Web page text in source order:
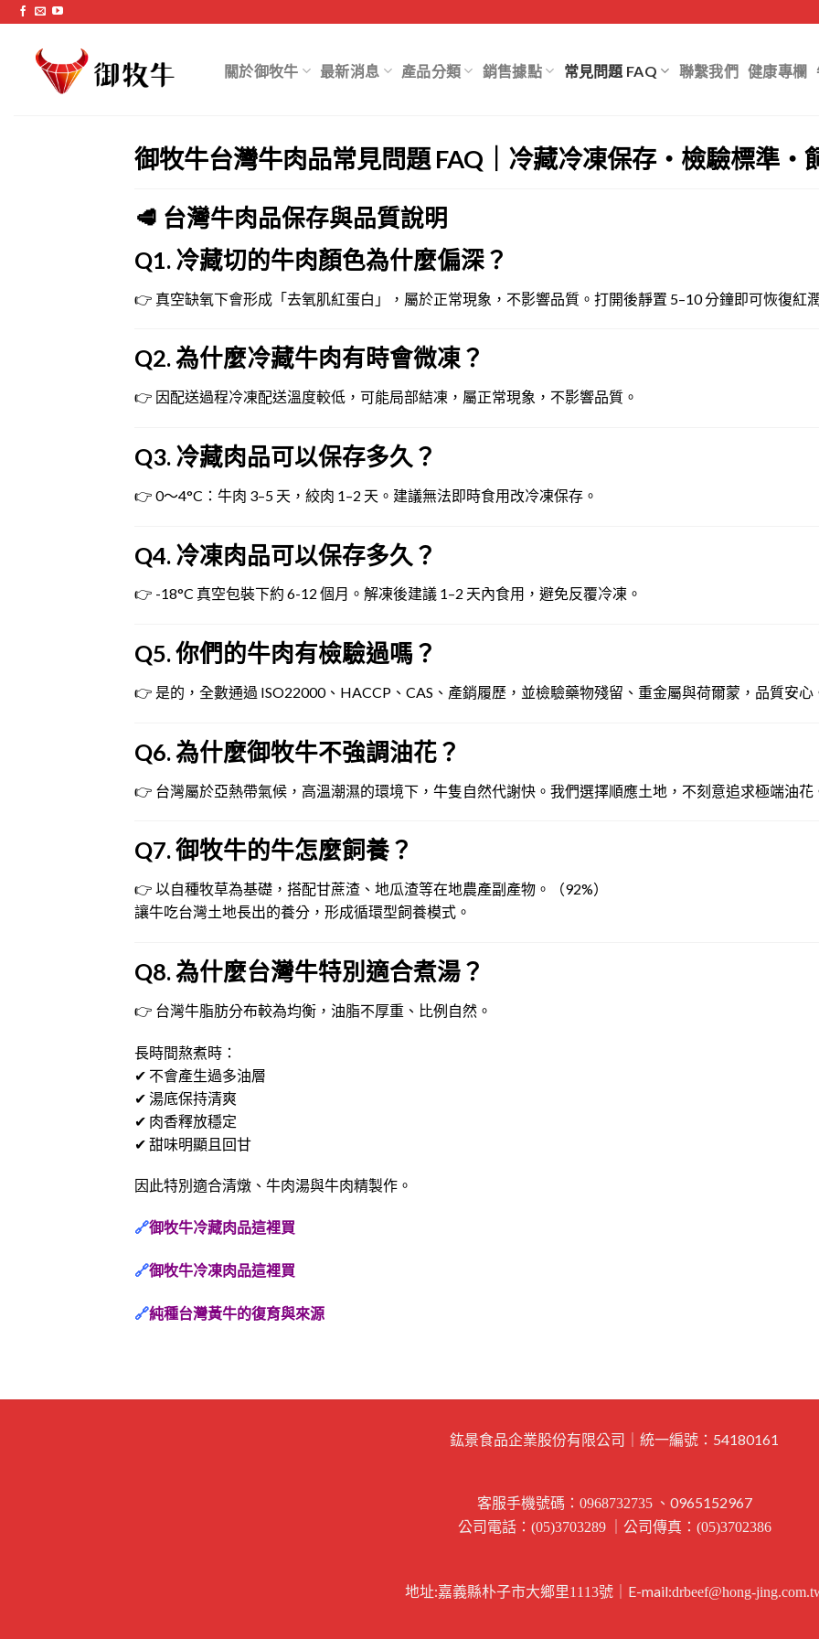
關於御牧牛 最新消息 產品分類 銷售據點 常見問題 FAQ 聯繫我們 健康專欄
御牧牛台灣牛肉品常見問題 FAQ｜冷藏冷凍保存・檢驗標準・
🥩 台灣牛肉品保存與品質說明
Q1. 冷藏切的牛肉顏色為什麼偏深？
👉 真空缺氧下會形成「去氧肌紅蛋白」，屬於正常現象，不影響品質。打開後靜置 5–10 分鐘即可恢復紅
Q2. 為什麼冷藏牛肉有時會微凍？
👉 因配送過程冷凍配送溫度較低，可能局部結凍，屬正常現象，不影響品質。
Q3. 冷藏肉品可以保存多久？
👉 0～4°C：牛肉 3–5 天，絞肉 1–2 天。建議無法即時食用改冷凍保存。
Q4. 冷凍肉品可以保存多久？
👉 -18°C 真空包裝下約 6-12 個月。解凍後建議 1–2 天內食用，避免反覆冷凍。
Q5. 你們的牛肉有檢驗過嗎？
👉 是的，全數通過 ISO22000、HACCP、CAS、產銷履歷，並檢驗藥物殘留、重金屬與荷爾蒙，品質安心
Q6. 為什麼御牧牛不強調油花？
👉 台灣屬於亞熱帶氣候，高溫潮濕的環境下，牛隻自然代謝快。我們選擇順應土地，不刻意追求極端油花
Q7. 御牧牛的牛怎麼飼養？
👉 以自種牧草為基礎，搭配甘蔗渣、地瓜渣等在地農產副產物。（92%）
讓牛吃台灣土地長出的養分，形成循環型飼養模式。
Q8. 為什麼台灣牛特別適合煮湯？
👉 台灣牛脂肪分布較為均衡，油脂不厚重、比例自然。
長時間熬煮時：
✔ 不會產生過多油層
✔ 湯底保持清爽
✔ 肉香釋放穩定
✔ 甜味明顯且回甘
因此特別適合清燉、牛肉湯與牛肉精製作。
🔗御牧牛冷藏肉品這裡買
🔗御牧牛冷凍肉品這裡買
🔗純種台灣黃牛的復育與來源
鈜景食品企業股份有限公司｜統一編號：54180161
客服手機號碼： 0968732735、0965152967
公司電話： (05)3703289｜公司傳真： (05)3702386
地址:嘉義縣朴子市大鄉里1113號｜E-mail:drbeef@hong-